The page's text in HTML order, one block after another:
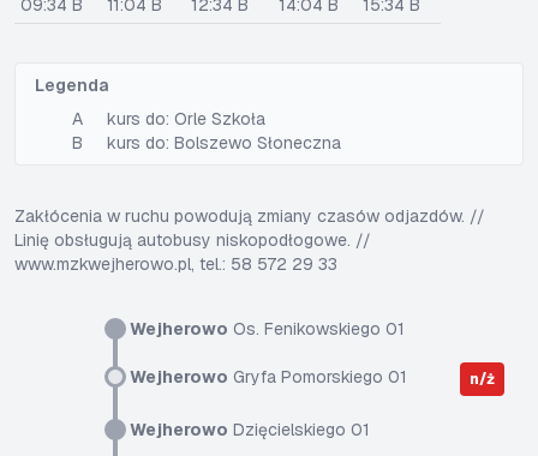
Wejherowo Os. Fenikowskiego 01
Wejherowo Gryfa Pomorskiego 01 n/ż
Wejherowo Dzięcielskiego 01
09:34 B 11:04 B 12:34 B 14:04 B 15:34 B
Legenda
A
kurs do: Orle Szkoła
B
kurs do: Bolszewo Słoneczna
Zakłócenia w ruchu powodują zmiany czasów odjazdów. //
Linię obsługują autobusy niskopodłogowe. //
www.mzkwejherowo.pl, tel.: 58 572 29 33